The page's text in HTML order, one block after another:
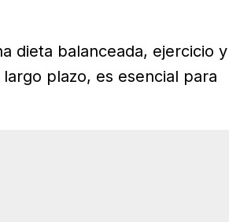
dieta balanceada, ejercicio y
plazo, es esencial para